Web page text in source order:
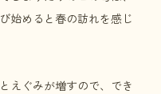
始めると春の訪れを感じ
えぐみが増すので、でき